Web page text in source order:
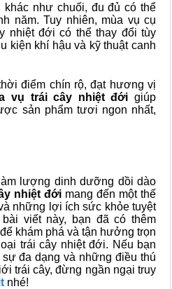
như chuối, đu đủ có thể
năm. Tuy nhiên, mùa vụ cụ
nhiệt đới có thể thay đổi tùy
kiện khí hậu và kỹ thuật canh
điểm chín rộ, đạt hương vị
vụ trái cây nhiệt đới giúp
sản phẩm tươi ngon nhất,
lượng dinh dưỡng dồi dào
nhiệt đới mang đến một thế
những lợi ích sức khỏe tuyệt
viết này, bạn đã có thêm
khám phá và tận hưởng trọn
trái cây nhiệt đới. Nếu bạn
đa dạng và những điều thú
trái cây, đừng ngần ngại truy
nhé!